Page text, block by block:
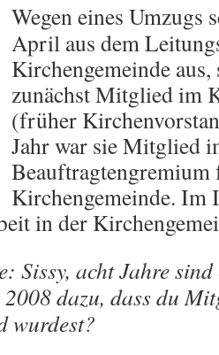
Wegen eines Umzugs
April aus dem
Kirchengemeinde
zunächst Mitglied im
(früher
Jahr war sie Mitglied
Beauftragtengremium
Kirchengemeinde. Im
in der
Sissy, acht Jahre
2008 dazu, dass du
wurdest?